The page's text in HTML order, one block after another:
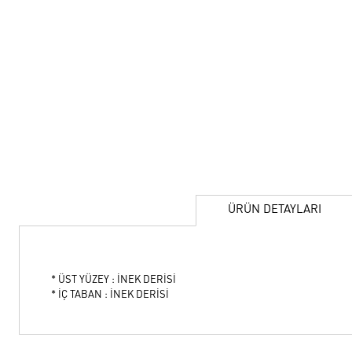
ÜRÜN DETAYLARI
* ÜST YÜZEY : İNEK DERİSİ
* İÇ TABAN : İNEK DERİSİ